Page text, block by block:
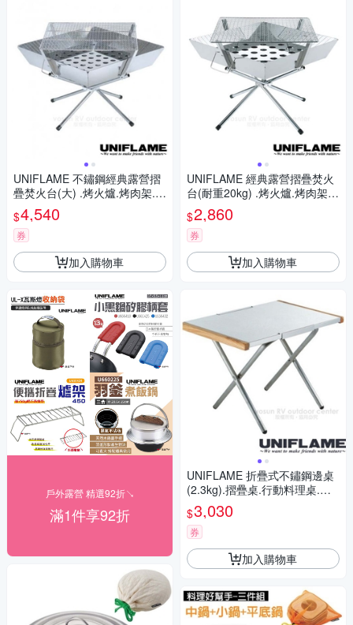
UNIFLAME 不鏽鋼經典露營摺
疊焚火台(大) .烤火爐.烤肉架.烤
火台/683071
$4,540
券
加入購物車
戶外露營 精選92折↘
滿1件享92折
UNIFLAME 經典露營摺疊焚火
台(耐重20kg) .烤火爐.烤肉架.
烤火台/U683040
$2,860
券
加入購物車
UNIFLAME 折疊式不鏽鋼邊桌
(2.3kg).摺疊桌.行動料理桌.露
營桌.燒烤小邊桌/682104
$3,030
券
加入購物車